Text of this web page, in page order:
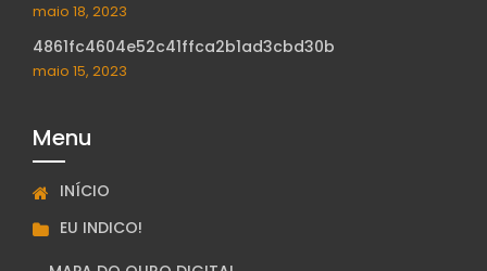
maio 18, 2023
4861fc4604e52c41ffca2b1ad3cbd30b
maio 15, 2023
Menu
INÍCIO
EU INDICO!